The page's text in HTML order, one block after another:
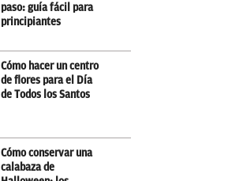
paso: guía fácil para
principiantes
Cómo hacer un centro
de flores para el Día
de Todos los Santos
Cómo conservar una
calabaza de